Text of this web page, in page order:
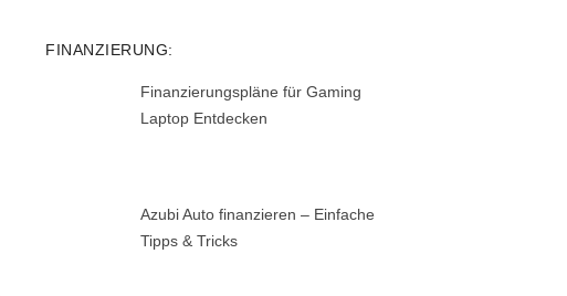
FINANZIERUNG:
Finanzierungspläne für Gaming
Laptop Entdecken
Azubi Auto finanzieren – Einfache
Tipps & Tricks